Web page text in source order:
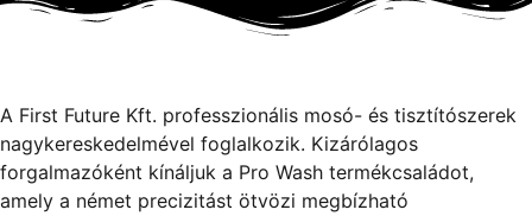
A First Future Kft. professzionális mosó- és tisztítószerek
nagykereskedelmével foglalkozik. Kizárólagos
forgalmazóként kínáljuk a Pro Wash termékcsaládot,
amely a német precizitást ötvözi megbízható